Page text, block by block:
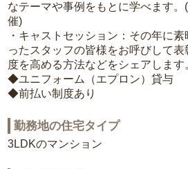
なテーマや事例をもとに学べます
催)
・キャストセッション：その年に
ったスタッフの皆様をお呼びして
度を高める方法などをシェアしま
◆ユニフォーム（エプロン）貸与
◆前払い制度あり
勤務地の住宅タイプ
3LDKのマンション